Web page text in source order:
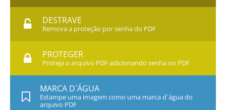
DESTRAVE
Remova a proteção por senha do PDF
PROTEGER
Proteja o arquivo PDF adicionando senha no PDF
MARCA D`ÁGUA
Estampe uma imagem como uma marca d`água do
arquivo PDF